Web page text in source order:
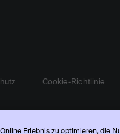
Cookie-Richtlinie
Erlebnis zu optimieren, die